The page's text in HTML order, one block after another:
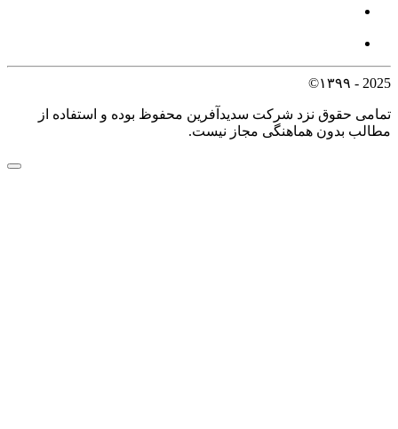
2025 - ۱۳۹۹©
تمامی حقوق نزد شرکت سدیدآفرین محفوظ بوده و استفاده از
مطالب بدون هماهنگی مجاز نیست.